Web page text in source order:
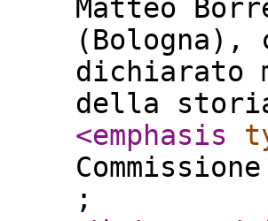
Matteo
(Bologna),
dichiarato
della
<emphasis
;